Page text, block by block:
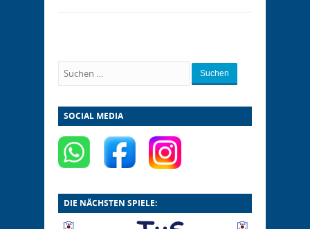
Suchen
SOCIAL MEDIA
DIE NÄCHSTEN SPIELE: